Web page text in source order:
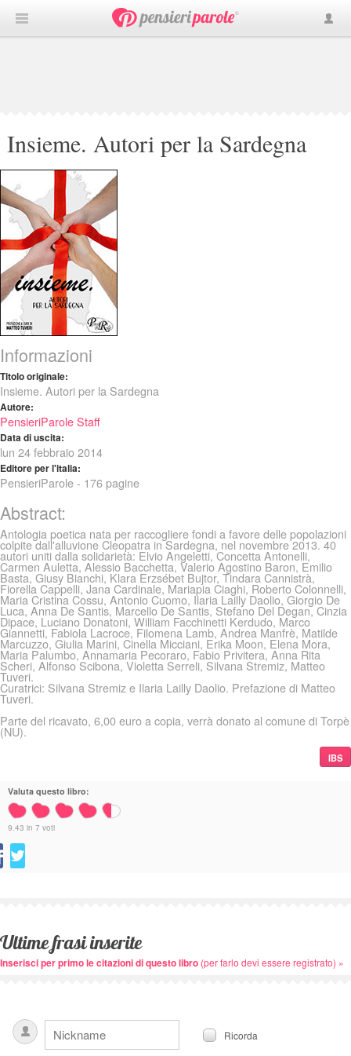
Insieme. Autori per la Sardegna
Informazioni
Titolo originale:
Insieme. Autori per la Sardegna
Autore:
PensieriParole Staff
Data di uscita:
lun 24 febbraio 2014
Editore per l'italia:
PensieriParole - 176 pagine
Abstract:
Antologia poetica nata per raccogliere fondi a favore delle popolazioni
colpite dall'alluvione Cleopatra in Sardegna, nel novembre 2013. 40
autori uniti dalla solidarietà: Elvio Angeletti, Concetta Antonelli,
Carmen Auletta, Alessio Bacchetta, Valerio Agostino Baron, Emilio
Basta, Giusy Bianchi, Klara Erzsébet Bujtor, Tindara Cannistrà,
Fiorella Cappelli, Jana Cardinale, Mariapia Ciaghi, Roberto Colonnelli,
Maria Cristina Cossu, Antonio Cuomo, Ilaria Lailly Daolio, Giorgio De
Luca, Anna De Santis, Marcello De Santis, Stefano Del Degan, Cinzia
Dipace, Luciano Donatoni, William Facchinetti Kerdudo, Marco
Giannetti, Fabiola Lacroce, Filomena Lamb, Andrea Manfrè, Matilde
Marcuzzo, Giulia Marini, Cinella Micciani, Erika Moon, Elena Mora,
Maria Palumbo, Annamaria Pecoraro, Fabio Privitera, Anna Rita
Scheri, Alfonso Scibona, Violetta Serreli, Silvana Stremiz, Matteo
Tuveri.
Curatrici: Silvana Stremiz e Ilaria Lailly Daolio. Prefazione di Matteo
Tuveri.
Parte del ricavato, 6,00 euro a copia, verrà donato al comune di Torpè
(NU).
IBS
Valuta questo libro:
9.43 in 7 voti
Ultime frasi inserite
Inserisci per primo le citazioni di questo libro (per farlo devi essere registrato) »
Ricorda